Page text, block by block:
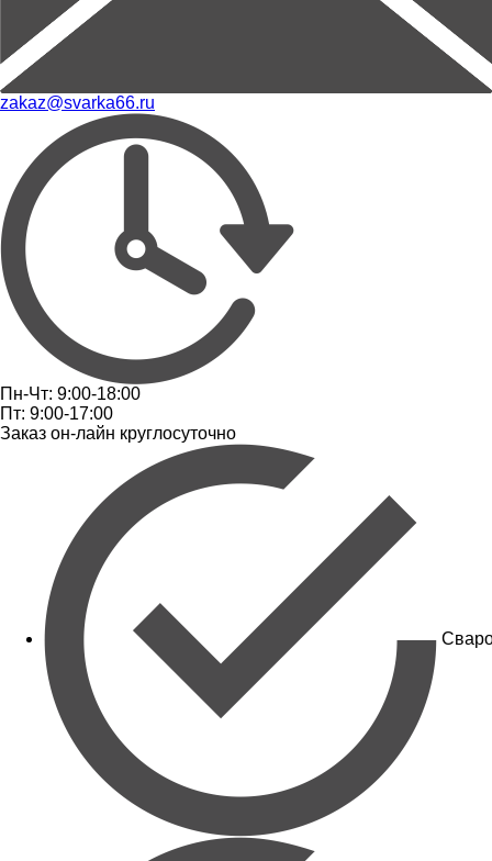
zakaz@svarka66.ru
Пн-Чт: 9:00-18:00
Пт: 9:00-17:00
Заказ он-лайн круглосуточно